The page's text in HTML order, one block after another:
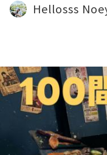
Hellosss